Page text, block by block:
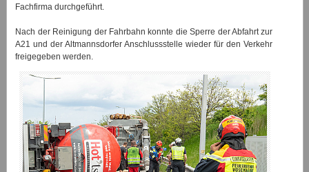
Fachfirma durchgeführt.
Nach der Reinigung der Fahrbahn konnte die Sperre der Abfahrt zur
A21 und der Altmannsdorfer Anschlussstelle wieder für den Verkehr
freigegeben werden.